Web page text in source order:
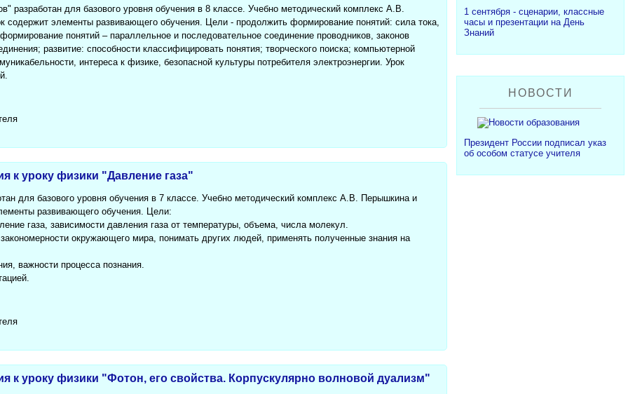
разработан для базового уровня обучения в 8 классе. Учебно методический комплекс А.В.
содержит элементы развивающего обучения. Цели - продолжить формирование понятий: сила тока,
понятий – параллельное и последовательное соединение проводников, законов
развитие: способности классифицировать понятия; творческого поиска; компьютерной
интереса к физике, безопасной культуры потребителя электроэнергии. Урок
к уроку физики "Давление газа"
для базового уровня обучения в 7 классе. Учебно методический комплекс А.В. Перышкина и
развивающего обучения. Цели:
газа, зависимости давления газа от температуры, объема, числа молекул.
окружающего мира, понимать других людей, применять полученные знания на
важности процесса познания.
к уроку физики "Фотон, его свойства. Корпускулярно волновой дуализм"
1 сентября - сценарии, классные
часы и презентации на День
Знаний
НОВОСТИ
Президент России подписал указ
об особом статусе учителя